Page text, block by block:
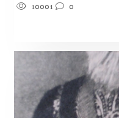
10001 0